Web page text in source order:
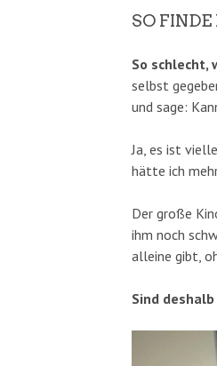
SO
So schlecht,
selbst
und sage:
Ja, es ist
hätte ich
Der große
ihm noch
alleine gibt,
Sind